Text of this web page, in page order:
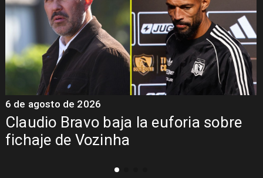
Claudio Bravo baja la euforia sobre
fichaje de Vozinha
6 de agosto de 2026